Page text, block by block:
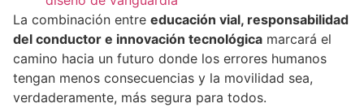
La combinación entre educación vial, responsabilidad
del conductor e innovación tecnológica marcará el
camino hacia un futuro donde los errores humanos
tengan menos consecuencias y la movilidad sea,
verdaderamente, más segura para todos.